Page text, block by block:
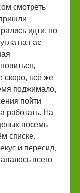
смотреть
идти, но
на нас
скоро, всё же
поджимало,
пойти
работать. На
восемь
списке.
и пересид,
всего